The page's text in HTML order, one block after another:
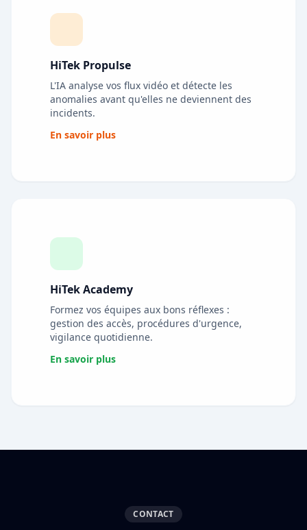
HiTek Propulse
L'IA analyse vos flux vidéo et détecte les
anomalies avant qu'elles ne deviennent des
incidents.
En savoir plus
HiTek Academy
Formez vos équipes aux bons réflexes :
gestion des accès, procédures d'urgence,
vigilance quotidienne.
En savoir plus
CONTACT